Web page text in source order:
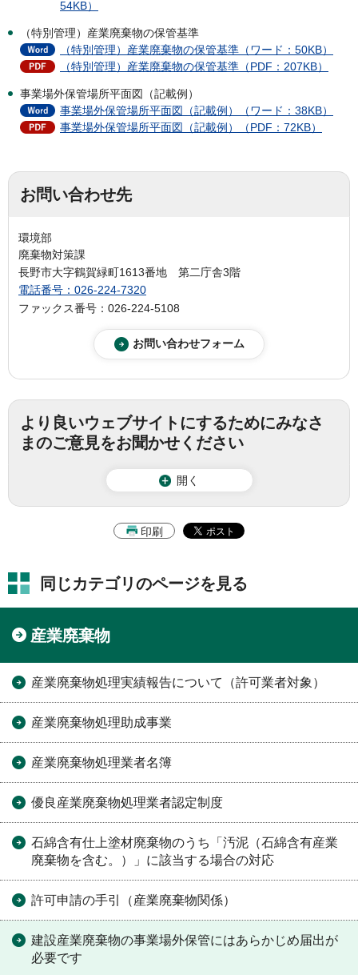
54KB）
（特別管理）産業廃棄物の保管基準
（特別管理）産業廃棄物の保管基準（ワード：50KB）
（特別管理）産業廃棄物の保管基準（PDF：207KB）
事業場外保管場所平面図（記載例）
事業場外保管場所平面図（記載例）（ワード：38KB）
事業場外保管場所平面図（記載例）（PDF：72KB）
お問い合わせ先
環境部
廃棄物対策課
長野市大字鶴賀緑町1613番地 第二庁舎3階
電話番号：026-224-7320
ファックス番号：026-224-5108
より良いウェブサイトにするためにみなさ
まのご意見をお聞かせください
開く
印刷
同じカテゴリのページを見る
産業廃棄物
産業廃棄物処理実績報告について（許可業者対象）
産業廃棄物処理助成事業
産業廃棄物処理業者名簿
優良産業廃棄物処理業者認定制度
石綿含有仕上塗材廃棄物のうち「汚泥（石綿含有産業
廃棄物を含む。）」に該当する場合の対応
許可申請の手引（産業廃棄物関係）
建設産業廃棄物の事業場外保管にはあらかじめ届出が
必要です